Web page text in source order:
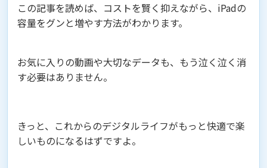
この記事を読めば、コストを賢く抑えながら、iPadの
容量をグンと増やす方法がわかります。
お気に入りの動画や大切なデータも、もう泣く泣く消
す必要はありません。
きっと、これからのデジタルライフがもっと快適で楽
しいものになるはずですよ。